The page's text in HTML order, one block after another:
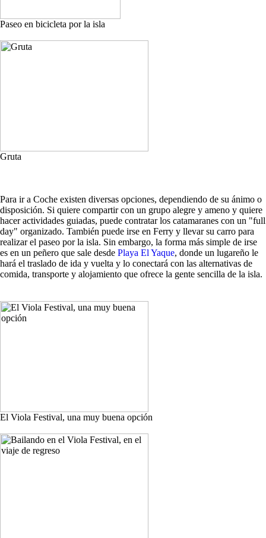
Paseo en bicicleta por la isla
Gruta
Para ir a Coche existen diversas opciones, dependiendo de su ánimo o
disposición. Si quiere compartir con un grupo alegre y ameno y quiere
hacer actividades guiadas, puede contratar los catamaranes con un "full
day" organizado. También puede irse en Ferry y llevar su carro para
realizar el paseo por la isla. Sin embargo, la forma más simple de irse
es en un peñero que sale desde Playa El Yaque, donde un lugareño le
hará el traslado de ida y vuelta y lo conectará con las alternativas de
comida, transporte y alojamiento que ofrece la gente sencilla de la isla.
El Viola Festival, una muy buena opción